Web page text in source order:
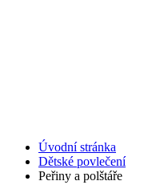
Úvodní stránka
Dětské povlečení
Peřiny a polštáře